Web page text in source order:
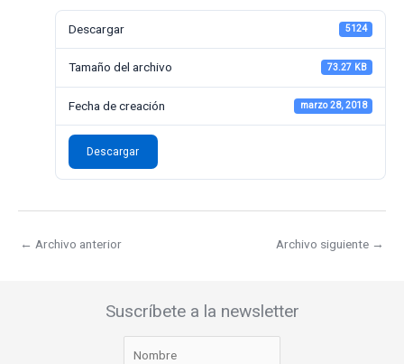
Descargar 5124
Tamaño del archivo 73.27 KB
Fecha de creación marzo 28, 2018
Descargar
← Archivo anterior Archivo siguiente →
Suscríbete a la newsletter